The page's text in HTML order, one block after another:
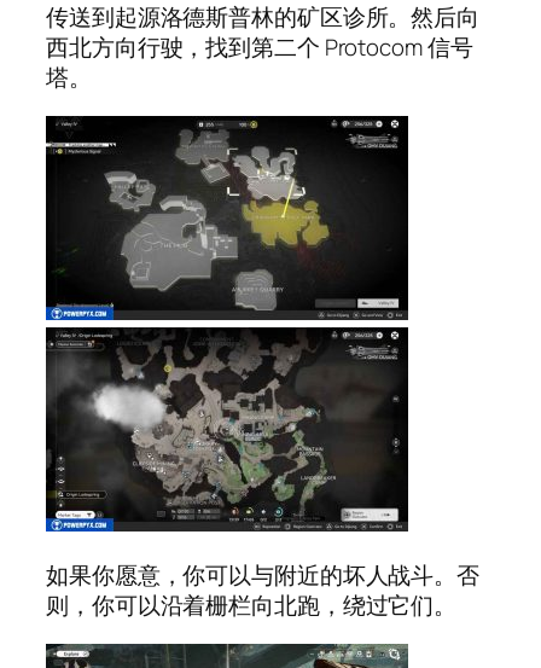
传送到起源洛德斯普林的矿区诊所。然后向
西北方向行驶，找到第二个 Protocom 信号
塔。
如果你愿意，你可以与附近的坏人战斗。否
则，你可以沿着栅栏向北跑，绕过它们。